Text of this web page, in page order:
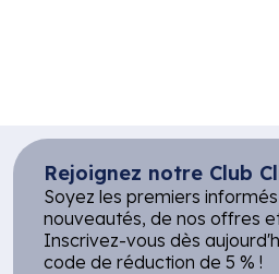
Rejoignez notre Club
Soyez les premiers
nouveautés, de nos offres
Inscrivez-vous dès
code de réduction de 5 % !